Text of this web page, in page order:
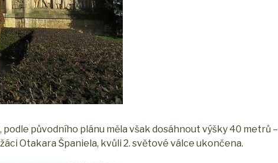
původního plánu měla však dosáhnout výšky 40 metrů –
Otakara Španiela, kvůli 2. světové válce ukončena.